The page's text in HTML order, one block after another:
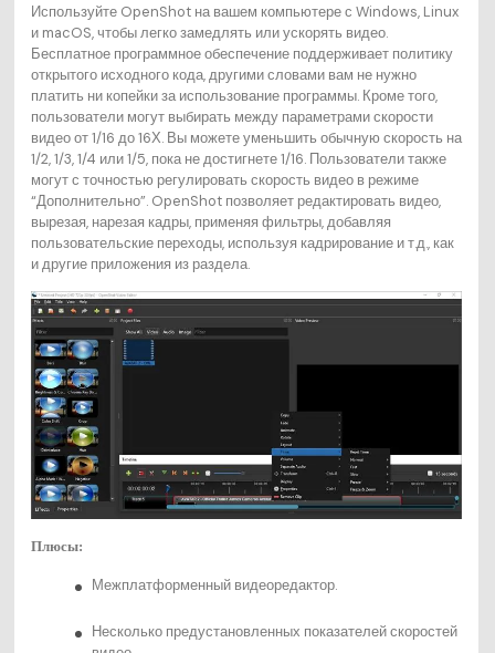
Используйте OpenShot на вашем компьютере с Windows, Linux
и macOS, чтобы легко замедлять или ускорять видео.
Бесплатное программное обеспечение поддерживает политику
открытого исходного кода, другими словами вам не нужно
платить ни копейки за использование программы. Кроме того,
пользователи могут выбирать между параметрами скорости
видео от 1/16 до 16Х. Вы можете уменьшить обычную скорость на
1/2, 1/3, 1/4 или 1/5, пока не достигнете 1/16. Пользователи также
могут с точностью регулировать скорость видео в режиме
“Дополнительно”. OpenShot позволяет редактировать видео,
вырезая, нарезая кадры, применяя фильтры, добавляя
пользовательские переходы, используя кадрирование и т.д., как
и другие приложения из раздела.
Плюсы:
Межплатформенный видеоредактор.
Несколько предустановленных показателей скоростей